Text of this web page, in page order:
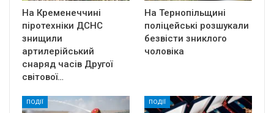
На Кременеччині
піротехніки ДСНС
знищили
артилерійський
снаряд часів Другої
світової…
На Тернопільщині
поліцейські розшукали
безвісти зниклого
чоловіка
ПОДІЇ ПОДІЇ